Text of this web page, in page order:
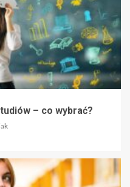
– co wybrać?